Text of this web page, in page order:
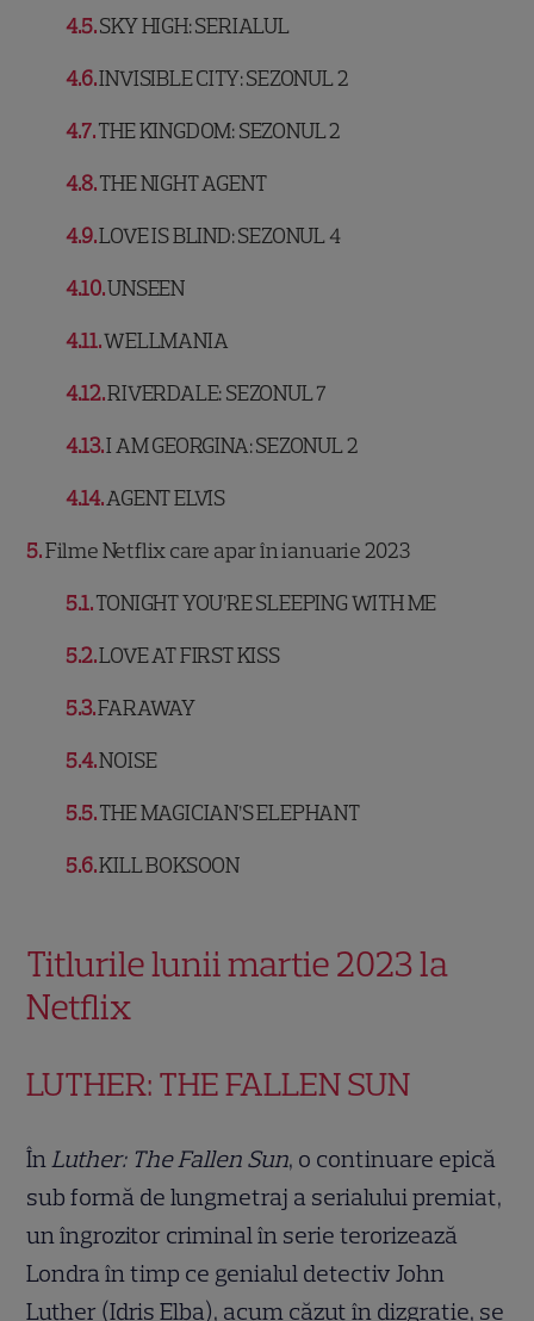
4.5SKY HIGH: SERIALUL
4.6INVISIBLE CITY: SEZONUL 2
4.7THE KINGDOM: SEZONUL 2
4.8THE NIGHT AGENT
4.9LOVE IS BLIND: SEZONUL 4
4.10UNSEEN
4.11WELLMANIA
4.12RIVERDALE: SEZONUL 7
4.13I AM GEORGINA: SEZONUL 2
4.14AGENT ELVIS
5 Filme Netflix care apar în ianuarie 2023
5.1TONIGHT YOU’RE SLEEPING WITH ME
5.2LOVE AT FIRST KISS
5.3FARAWAY
5.4NOISE
5.5THE MAGICIAN’S ELEPHANT
5.6KILL BOKSOON
Titlurile lunii martie 2023 la
Netflix
LUTHER: THE FALLEN SUN
ÎnLuther: The Fallen Sun, o continuare epică
sub formă de lungmetraj a serialului premiat,
un îngrozitor criminal în serie terorizează
Londra în timp ce genialul detectiv John
Luther (Idris Elba), acum căzut în dizgrație, se